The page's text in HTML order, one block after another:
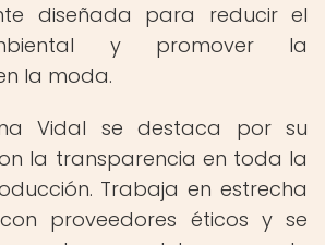
diseñada para reducir el
y promover la
la moda.
Vidal se destaca por su
la transparencia en toda la
Trabaja en estrecha
proveedores éticos y se